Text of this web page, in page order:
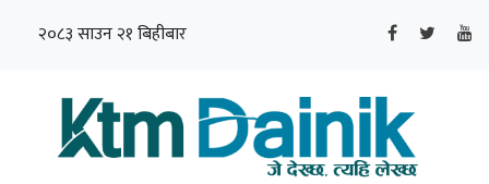
२०८३ साउन २१ बिहीबार